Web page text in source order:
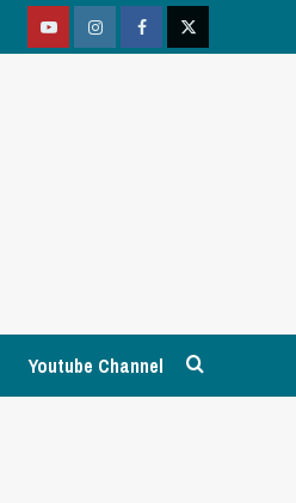
YoutubeVimeoFacebookTwitter
Youtube Channel